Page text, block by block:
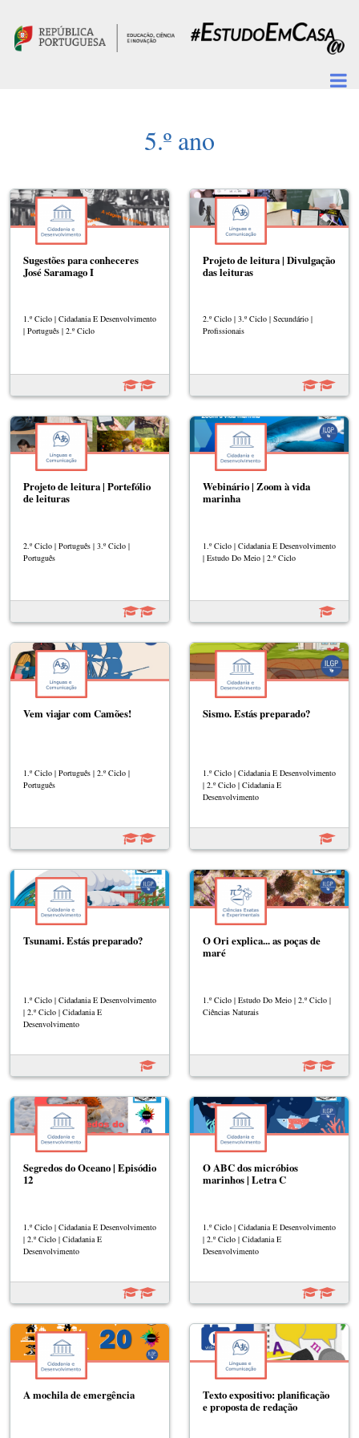
5.º ano
Sugestões para conheceres
José Saramago I
1.º Ciclo | Cidadania E Desenvolvimento
| Português | 2.º Ciclo
Projeto de leitura | Divulgação
das leituras
2.º Ciclo | 3.º Ciclo | Secundário |
Profissionais
Projeto de leitura | Portefólio
de leituras
2.º Ciclo | Português | 3.º Ciclo |
Português
Webinário | Zoom à vida
marinha
1.º Ciclo | Cidadania E Desenvolvimento
| Estudo Do Meio | 2.º Ciclo
Vem viajar com Camões!
1.º Ciclo | Português | 2.º Ciclo |
Português
Sismo. Estás preparado?
1.º Ciclo | Cidadania E Desenvolvimento
| 2.º Ciclo | Cidadania E
Desenvolvimento
Tsunami. Estás preparado?
1.º Ciclo | Cidadania E Desenvolvimento
| 2.º Ciclo | Cidadania E
Desenvolvimento
O Ori explica... as poças de
maré
1.º Ciclo | Estudo Do Meio | 2.º Ciclo |
Ciências Naturais
Segredos do Oceano | Episódio
12
1.º Ciclo | Cidadania E Desenvolvimento
| 2.º Ciclo | Cidadania E
Desenvolvimento
O ABC dos micróbios
marinhos | Letra C
1.º Ciclo | Cidadania E Desenvolvimento
| 2.º Ciclo | Cidadania E
Desenvolvimento
A mochila de emergência
Texto expositivo: planificação
e proposta de redação